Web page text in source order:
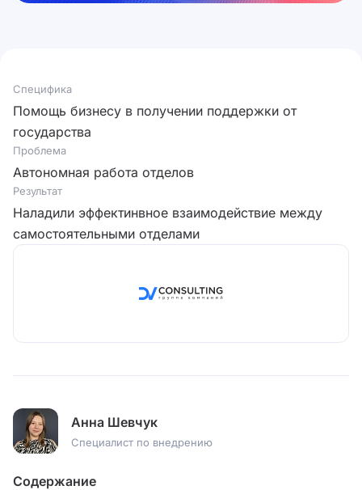
Специфика
Помощь бизнесу в получении поддержки от
государства
Проблема
Автономная работа отделов
Результат
Наладили эффектинвное взаимодействие между
самостоятельными отделами
Анна Шевчук
Специалист по внедрению
Содержание